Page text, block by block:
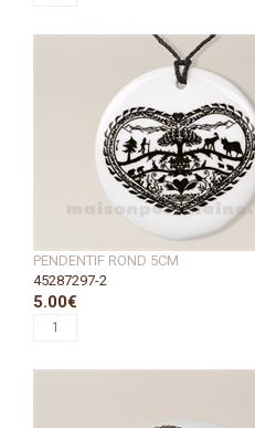
PENDENTIF ROND 5CM
45287297-2
5.00€